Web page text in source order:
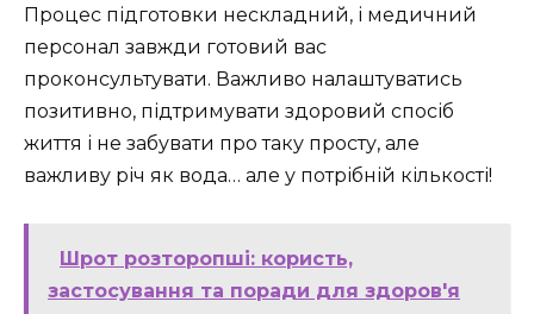
Процес підготовки нескладний, і медичний
персонал завжди готовий вас
проконсультувати. Важливо налаштуватись
позитивно, підтримувати здоровий спосіб
життя і не забувати про таку просту, але
важливу річ як вода… але у потрібній кількості!
Шрот розторопші: користь,
застосування та поради для здоров'я